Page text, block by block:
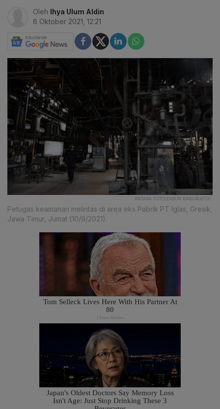
Oleh Ihya Ulum Aldin
6 Oktober 2021, 12:21
ANTARA FOTO/ZABUR KARURU/FOC.
Petugas keamanan melintas di area eks Pabrik PT Iglas, Gresik,
Jawa Timur, Jumat (10/9/2021).